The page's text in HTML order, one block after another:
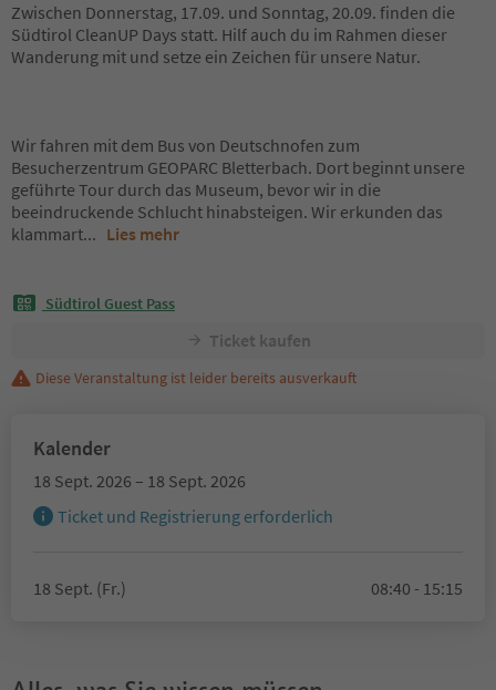
Zwischen Donnerstag, 17.09. und Sonntag, 20.09. finden die
Südtirol CleanUP Days statt. Hilf auch du im Rahmen dieser
Wanderung mit und setze ein Zeichen für unsere Natur.
Wir fahren mit dem Bus von Deutschnofen zum
Besucherzentrum GEOPARC Bletterbach. Dort beginnt unsere
geführte Tour durch das Museum, bevor wir in die
beeindruckende Schlucht hinabsteigen. Wir erkunden das
klammart... Lies mehr
Südtirol Guest Pass
Ticket kaufen
Diese Veranstaltung ist leider bereits ausverkauft
Kalender
18 Sept. 2026 – 18 Sept. 2026
Ticket und Registrierung erforderlich
18 Sept. (Fr.) 08:40 - 15:15